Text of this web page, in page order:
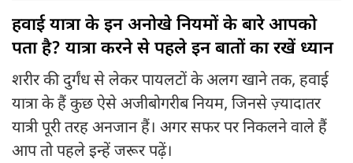
हवाई यात्रा के इन अनोखे नियमों के बारे आपको
पता है? यात्रा करने से पहले इन बातों का रखें ध्यान
शरीर की दुर्गंध से लेकर पायलटों के अलग खाने तक, हवाई
यात्रा के हैं कुछ ऐसे अजीबोगरीब नियम, जिनसे ज़्यादातर
यात्री पूरी तरह अनजान हैं। अगर सफर पर निकलने वाले हैं
आप तो पहले इन्हें जरूर पढ़ें।